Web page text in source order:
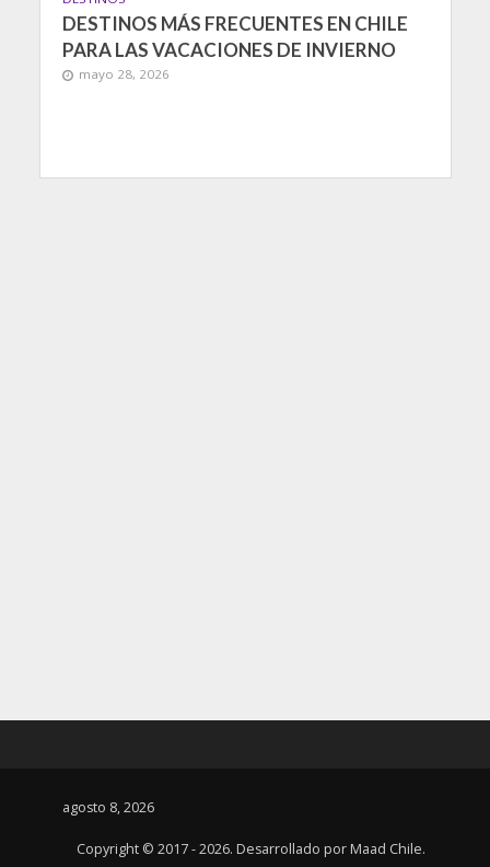
DESTINOS MÁS FRECUENTES EN CHILE
PARA LAS VACACIONES DE INVIERNO
mayo 28, 2026
agosto 8, 2026
Copyright © 2017 - 2026. Desarrollado por Maad Chile.